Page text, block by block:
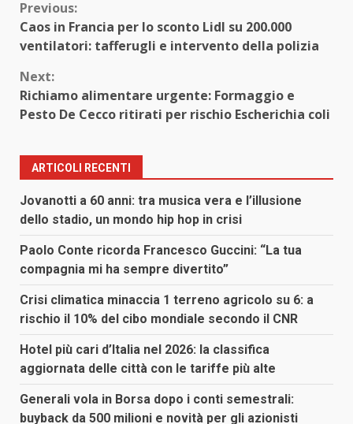
Continue
Reading
Previous:
Caos in Francia per lo sconto Lidl su 200.000
ventilatori: tafferugli e intervento della polizia
Next:
Richiamo alimentare urgente: Formaggio e
Pesto De Cecco ritirati per rischio Escherichia coli
ARTICOLI RECENTI
Jovanotti a 60 anni: tra musica vera e l’illusione
dello stadio, un mondo hip hop in crisi
Paolo Conte ricorda Francesco Guccini: “La tua
compagnia mi ha sempre divertito”
Crisi climatica minaccia 1 terreno agricolo su 6: a
rischio il 10% del cibo mondiale secondo il CNR
Hotel più cari d’Italia nel 2026: la classifica
aggiornata delle città con le tariffe più alte
Generali vola in Borsa dopo i conti semestrali:
buyback da 500 milioni e novità per gli azionisti